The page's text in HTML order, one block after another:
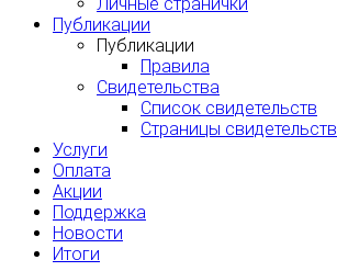
Публикации
Публикации
Правила
Свидетельства
Список свидетельств
Страницы свидетельств
Услуги
Оплата
Акции
Поддержка
Новости
Итоги